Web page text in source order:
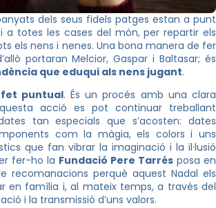
dels seus fidels patges estan a punt
i a totes les cases del món, per repartir els
els nens i nenes. Una bona manera de fer
portaran Melcior, Gaspar i Baltasar; és
que eduqui als nens jugant.
fet puntual. És un procés amb una clara
acció es pot continuar treballant
tan especials que s’acosten: dates
com la màgia, els colors i uns
que fan vibrar la imaginació i la il·lusió
fer-ho la Fundació Pere Tarrés posa en
recomanacions perquè aquest Nadal els
en família i, al mateix temps, a través del
i la transmissió d’uns valors.